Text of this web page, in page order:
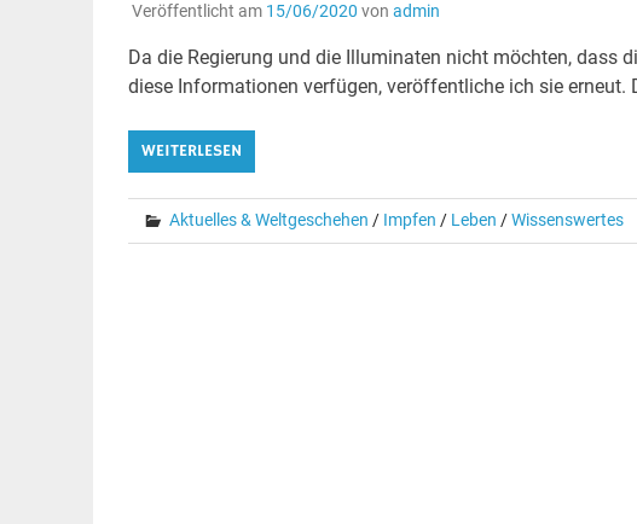
Veröffentlicht am 15/06/2020 von admin
Da die Regierung und die Illuminaten nicht möchten, dass
diese Informationen verfügen, veröffentliche ich sie erneut.
WEITERLESEN
Aktuelles & Weltgeschehen / Impfen / Leben /Wissenswertes